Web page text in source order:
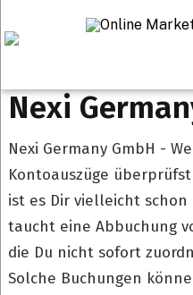
Startseite
Nexi
Nexi Germany GmbH -
Kontoauszüge
ist es Dir vielleicht
taucht eine Abbuchung
die Du nicht sofort
Solche Buchungen